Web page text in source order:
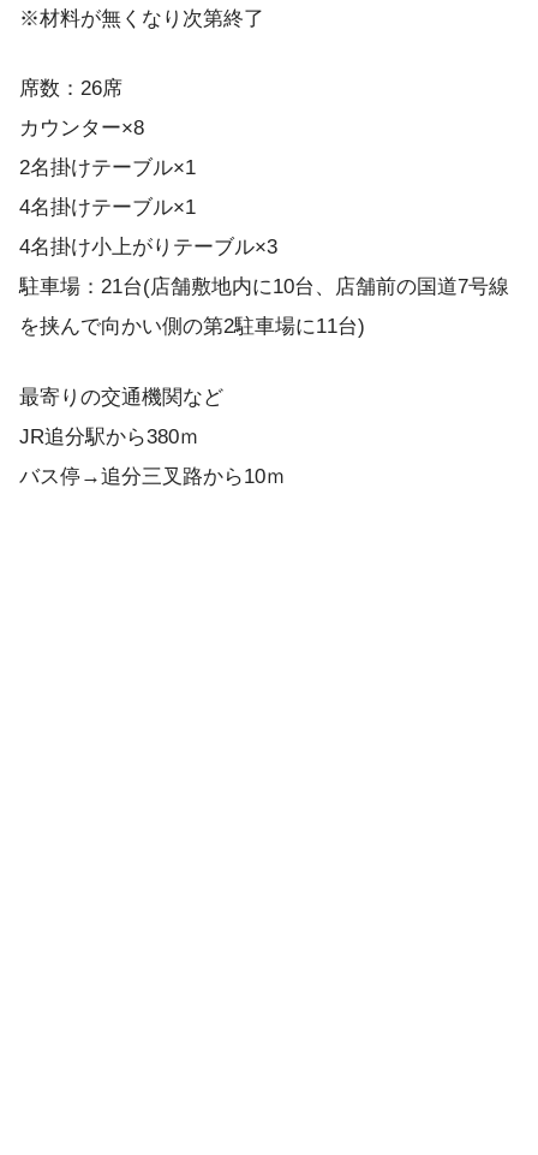
※材料が無くなり次第終了
席数：26席
カウンター×8
2名掛けテーブル×1
4名掛けテーブル×1
4名掛け小上がりテーブル×3
駐車場：21台(店舗敷地内に10台、店舗前の国道7号線
を挟んで向かい側の第2駐車場に11台)
最寄りの交通機関など
JR追分駅から380ｍ
バス停→追分三叉路から10ｍ